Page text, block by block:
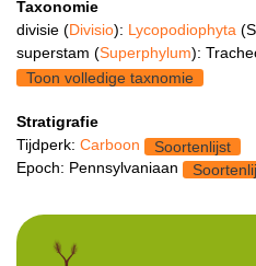
Taxonomie
divisie (Divisio): Lycopodiophyta
superstam (Superphylum):
Toon volledige taxnomie
Stratigrafie
Tijdperk: Carboon
Soortenlijst
Epoch: Pennsylvaniaan